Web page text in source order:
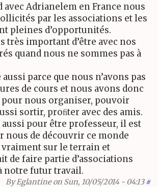
avec Adrianelem en France nous
par les associations et les
pleines d’opportunités.
très important d’être avec nos
quand nous ne sommes pas à
aussi parce que nous n’avons pas
de cours et nous avons donc
nous organiser, pouvoir
sortir, proﬁter avec des amis.
pour être professeur, il est
nous de découvrir ce monde
vraiment sur le terrain et
de faire partie d’associations
notre futur travail.
ByEglantineon Sun, 10/05/2014 - 04:13 #